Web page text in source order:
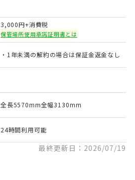
3,000円+消費税
保管場所使用承諾証明書とは
・1年未満の解約の場合は保証金返金なし
全長5570mm全幅3130mm
24時間利用可能
最終更新日：2026/07/19